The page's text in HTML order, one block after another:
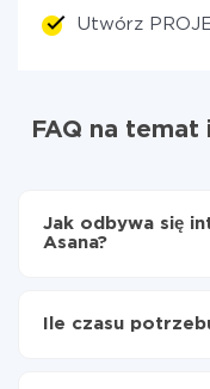
Utwórz
FAQ na
Jak odbywa się
Asana?
Asana
Ile czasu